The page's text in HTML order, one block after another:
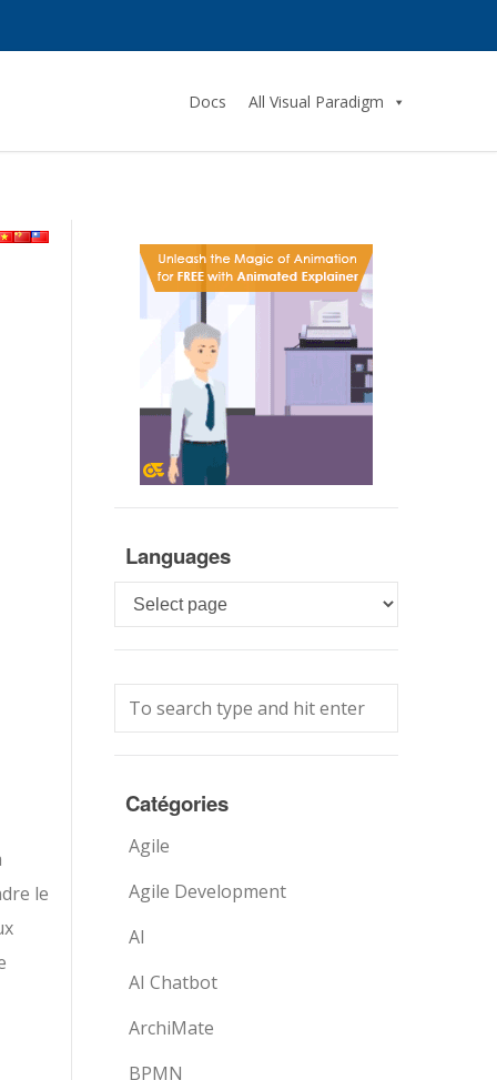
Docs All Visual Paradigm
le
Languages
Languages
Catégories
Agile
Agile Development
AI
AI Chatbot
ArchiMate
BPMN